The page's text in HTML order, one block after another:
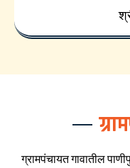
ग्रामपंचायत गावातील